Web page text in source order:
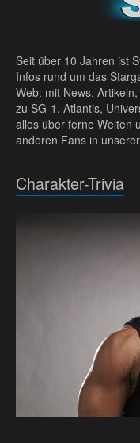
Seit über 10 Jahren ist
Infos rund um das
Web: mit News,
zu SG-1, Atlantis,
alles über ferne Welten
anderen Fans in
Charakter-Trivia